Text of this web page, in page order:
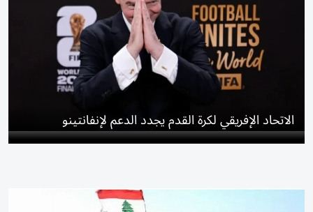
الاتحاد الإفريقي لكرة القدم يجدد الدعم لإنفانتينو